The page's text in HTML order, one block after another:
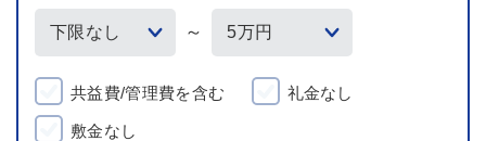
～
共益費/管理費を含む 礼金なし
敷金なし